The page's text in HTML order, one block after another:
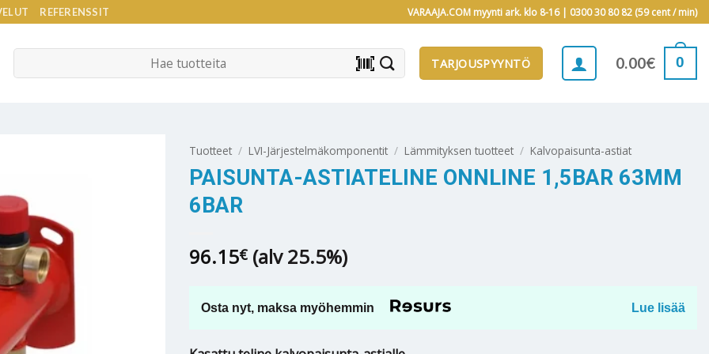
REFERENSSIT VARAAJA.COM myynti ark. klo 8-16 | 0300 30 80 82 (59 cent / min)
barcode_scanner TARJOUSPYYNTÖ 0.00€ 0
Tuotteet / LVI-Järjestelmäkomponentit / Lämmityksen tuotteet / Kalvopaisunta-astiat
PAISUNTA-ASTIATELINE ONNLINE 1,5BAR 63MM
6BAR
96.15€ (alv 25.5%)
Osta nyt, maksa myöhemmin Lue lisää